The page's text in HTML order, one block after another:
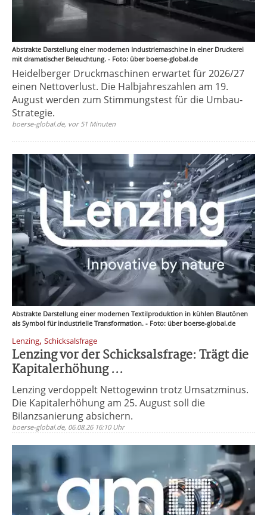
Abstrakte Darstellung einer modernen Industriemaschine in einer Druckerei
mit dramatischer Beleuchtung. - Foto: über boerse-global.de
Heidelberger Druckmaschinen erwartet für 2026/27
einen Nettoverlust. Die Halbjahreszahlen am 19.
August werden zum Stimmungstest für die Umbau-
Strategie.
boerse-global.de, vor 51 Minuten
Abstrakte Darstellung einer modernen Textilproduktion in kühlen Blautönen
als Symbol für industrielle Transformation. - Foto: über boerse-global.de
Lenzing, Schicksalsfrage
Lenzing vor der Schicksalsfrage: Trägt die
Kapitalerhöhung ...
Lenzing verdoppelt Nettogewinn trotz Umsatzminus.
Die Kapitalerhöhung am 25. August soll die
Bilanzsanierung absichern.
boerse-global.de, 06.08.26 16:10 Uhr